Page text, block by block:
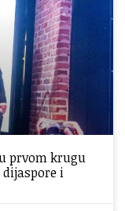
prvom krugu
i